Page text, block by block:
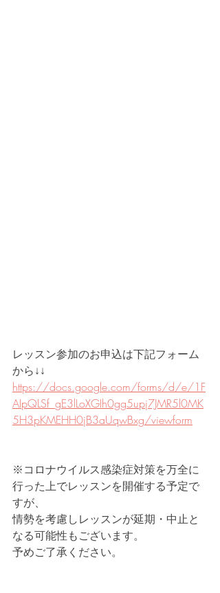
レッスン参加のお申込は下記フォーム
から↓↓
https://docs.google.com/forms/d/e/1F
AIpQLSf_gE3lLoXGIh0gg5upj7JMR5l0MK
5H3pKMEHH0jB3aUqwBxg/viewform
※コロナウイルス感染症対策を万全に
行った上でレッスンを開催する予定で
すが、
情勢を考慮しレッスンが延期・中止と
なる可能性もございます。
予めご了承ください。